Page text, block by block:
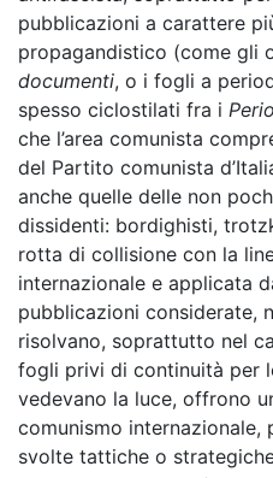
pubblicazioni a carattere
propagandistico (come gli
documenti, o i fogli a
spesso ciclostilati fra i
che l’area comunista
del Partito comunista
anche quelle delle non
dissidenti: bordighisti,
rotta di collisione con la
internazionale e applicata
pubblicazioni considerate,
risolvano, soprattutto nel
fogli privi di continuità per
vedevano la luce, offrono
comunismo
svolte tattiche o